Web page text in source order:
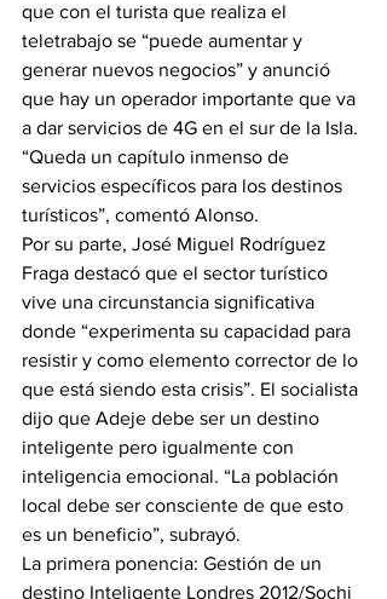
que con el turista que realiza el
teletrabajo se “puede aumentar y
generar nuevos negocios” y anunció
que hay un operador importante que va
a dar servicios de 4G en el sur de la Isla.
“Queda un capítulo inmenso de
servicios específicos para los destinos
turísticos”, comentó Alonso.
Por su parte, José Miguel Rodríguez
Fraga destacó que el sector turístico
vive una circunstancia significativa
donde “experimenta su capacidad para
resistir y como elemento corrector de lo
que está siendo esta crisis”. El socialista
dijo que Adeje debe ser un destino
inteligente pero igualmente con
inteligencia emocional. “La población
local debe ser consciente de que esto
es un beneficio”, subrayó.
La primera ponencia: Gestión de un
destino Inteligente Londres 2012/Sochi